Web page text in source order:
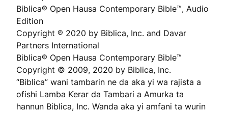
Biblica® Open Hausa Contemporary Bible™, Audio
Edition
Copyright ℗ 2020 by Biblica, Inc. and Davar
Partners International
Biblica® Open Hausa Contemporary Bible™
Copyright © 2009, 2020 by Biblica, Inc.
“Biblica” wani tambarin ne da aka yi wa rajista a
ofishi Lamba Ƙerar da Tambari a Amurka ta
hannun Biblica, Inc. Wanda aka yi amfani ta wurin